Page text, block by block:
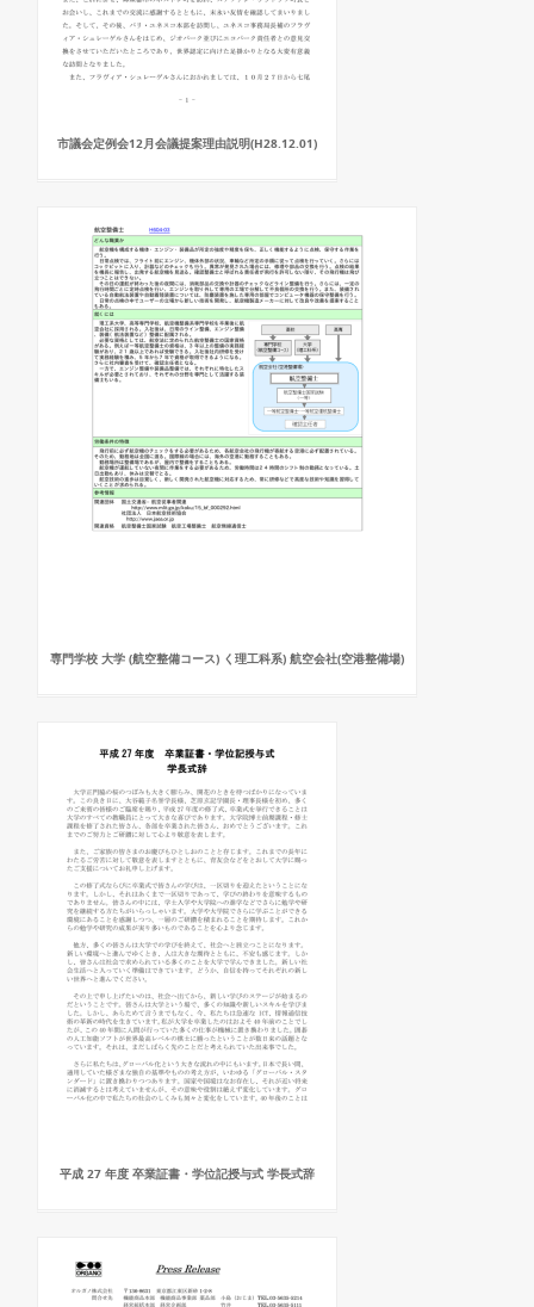
市議会定例会12月会議提案理由説明(H28.12.01)
専門学校 大学 (航空整備コース) く理工科系) 航空会社(空港整備場)
平成 27 年度 卒業証書・学位記授与式 学長式辞